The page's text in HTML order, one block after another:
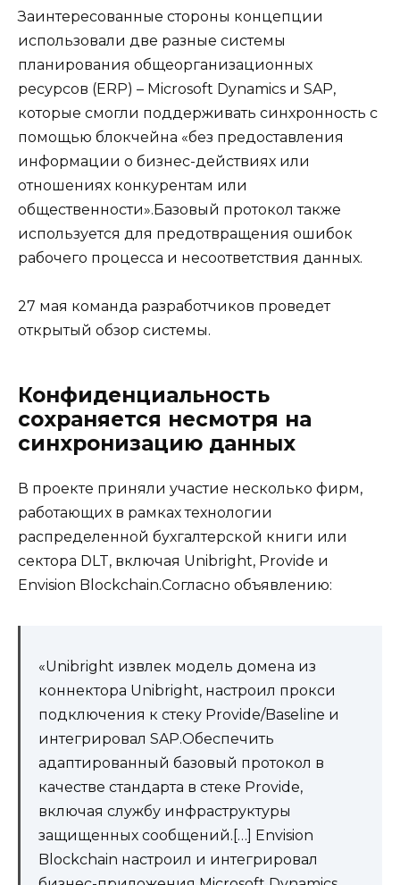
Заинтересованные стороны концепции
использовали две разные системы
планирования общеорганизационных
ресурсов (ERP) – Microsoft Dynamics и SAP,
которые смогли поддерживать синхронность с
помощью блокчейна «без предоставления
информации о бизнес-действиях или
отношениях конкурентам или
общественности».Базовый протокол также
используется для предотвращения ошибок
рабочего процесса и несоответствия данных.
27 мая команда разработчиков проведет
открытый обзор системы.
Конфиденциальность
сохраняется несмотря на
синхронизацию данных
В проекте приняли участие несколько фирм,
работающих в рамках технологии
распределенной бухгалтерской книги или
сектора DLT, включая Unibright, Provide и
Envision Blockchain.Согласно объявлению:
«Unibright извлек модель домена из
коннектора Unibright, настроил прокси
подключения к стеку Provide/Baseline и
интегрировал SAP.Обеспечить
адаптированный базовый протокол в
качестве стандарта в стеке Provide,
включая службу инфраструктуры
защищенных сообщений.[…] Envision
Blockchain настроил и интегрировал